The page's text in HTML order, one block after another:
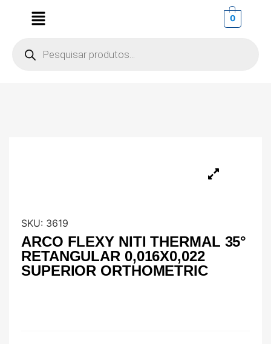
0
SKU: 3619
ARCO FLEXY NITI THERMAL 35°
RETANGULAR 0,016X0,022
SUPERIOR ORTHOMETRIC